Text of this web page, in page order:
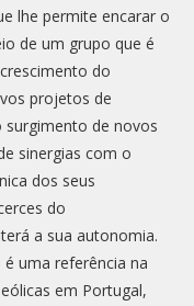
lhe permite encarar o
de um grupo que é
do
projetos de
surgimento de novos
sinergias com o
dos seus
do
a sua autonomia.
uma referência na
em Portugal,